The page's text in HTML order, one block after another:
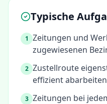
Typische
1 Zeitungen und
zugewiesenen
2 Zustellroute
effizient abarbeiten
3 Zeitungen bei